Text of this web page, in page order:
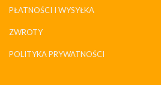
PŁATNOŚCI I WYSYŁKA
ZWROTY
POLITYKA PRYWATNOŚCI